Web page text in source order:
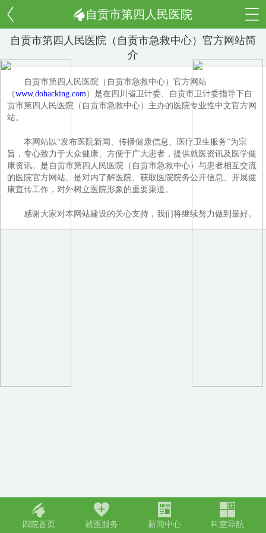
自贡市第四人民医院
自贡市第四人民医院（自贡市急救中心）官方网站简
介
自贡市第四人民医院（自贡市急救中心）官方网站
（www.dohacking.com）是在四川省卫计委、自贡市卫计委指导下自
贡市第四人民医院（自贡市急救中心）主办的医院专业性中文官方网
站。
本网站以“发布医院新闻、传播健康信息、医疗卫生服务”为宗
旨，专心致力于大众健康、方便于广大患者，提供就医资讯及医学健
康资讯。是自贡市第四人民医院（自贡市急救中心）与患者相互交流
的医院官方网站。是对内了解医院、获取医院院务公开信息、开展健
康宣传工作，对外树立医院形象的重要渠道。
感谢大家对本网站建设的关心支持，我们将继续努力做到最好。
󢀁
四院首页
󢀂
就医服务
󢀃
新闻中心
󢀄
科室导航